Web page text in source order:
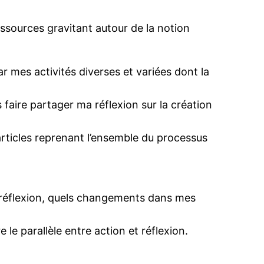
gravitant autour de la notion
mes activités diverses et variées dont la
faire partager ma réflexion sur la création
reprenant l’ensemble du processus
quels changements dans mes
le parallèle entre action et réflexion.